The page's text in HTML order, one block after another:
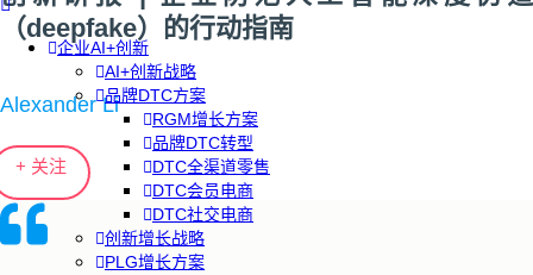
企业AI+创新
AI+创新战略
品牌DTC方案
RGM增长方案
品牌DTC转型
DTC全渠道零售
DTC会员电商
DTC社交电商
创新增长战略
PLG增长方案
（deepfake）的行动指南
Alexander Li
+ 关注